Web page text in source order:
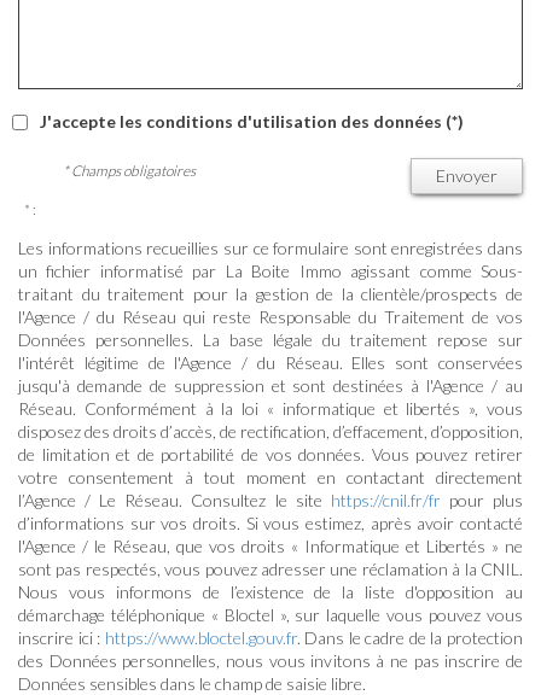
J'accepte les conditions d'utilisation des données (*)
Envoyer
* Champs obligatoires
* :
Les informations recueillies sur ce formulaire sont enregistrées dans
un fichier informatisé par La Boite Immo agissant comme Sous-
traitant du traitement pour la gestion de la clientèle/prospects de
l'Agence / du Réseau qui reste Responsable du Traitement de vos
Données personnelles. La base légale du traitement repose sur
l'intérêt légitime de l'Agence / du Réseau. Elles sont conservées
jusqu'à demande de suppression et sont destinées à l'Agence / au
Réseau. Conformément à la loi « informatique et libertés », vous
disposez des droits d’accès, de rectification, d’effacement, d’opposition,
de limitation et de portabilité de vos données. Vous pouvez retirer
votre consentement à tout moment en contactant directement
l’Agence / Le Réseau. Consultez le site https://cnil.fr/frpour plus
d’informations sur vos droits. Si vous estimez, après avoir contacté
l'Agence / le Réseau, que vos droits « Informatique et Libertés » ne
sont pas respectés, vous pouvez adresser une réclamation à la CNIL.
Nous vous informons de l’existence de la liste d'opposition au
démarchage téléphonique « Bloctel », sur laquelle vous pouvez vous
inscrire ici : https://www.bloctel.gouv.fr. Dans le cadre de la protection
des Données personnelles, nous vous invitons à ne pas inscrire de
Données sensibles dans le champ de saisie libre.